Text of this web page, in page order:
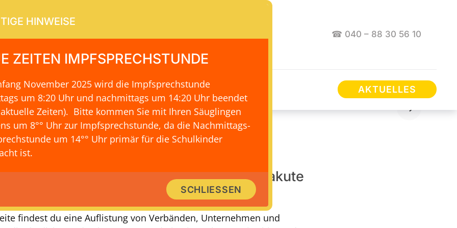
☎ 040 – 88 30 56 10
KONTAKT & LAGE AKTUELLES
Beratung zum Thema Erziehung, akute
für Jugendliche und Erwachsene
findest du eine Auflistung von Verbänden, Unternehmen und
HINWEISE
ZEITEN IMPFSPRECHSTUNDE
November 2025 wird die Impfsprechstunde
um 8:20 Uhr und nachmittags um 14:20 Uhr beendet
Zeiten). Bitte kommen Sie mit Ihren Säuglingen
um 8°° Uhr zur Impfsprechstunde, da die Nachmittags-
um 14°° Uhr primär für die Schulkinder
ist.
SCHLIESSEN